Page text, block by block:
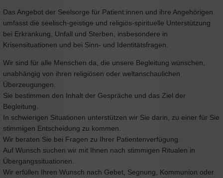
Das Angebot der Seelsorge für Patient:innen und ihre Angehörigen
umfasst die seelisch-geistige und religiös-spirituelle Unterstützung
bei Erkrankung, Unfall und Sterben, insbesondere in
Krisensituationen und bei Sinn- und Identitätsfragen.
Wir sind für alle Menschen da, die unsere Begleitung wünschen,
unabhängig von ihren religiösen oder weltanschaulichen
Überzeugungen.
Sie bestimmen den Inhalt der Gespräche und das Ziel der
Begleitung.
In schwierigen Situationen unterstützen wir Sie darin, zu einer für Sie
stimmigen Entscheidung zu kommen.
Wir beraten Sie bei Fragen zu Ihrer Patientenverfügung.
Auf Wunsch suchen wir mit Ihnen nach stimmigen Ritualen in
Übergangssituationen.
Wir erfüllen Ihren Wunsch nach Gebet, Segnung, Kommunion oder